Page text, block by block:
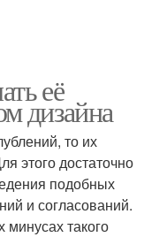
её
дизайна
то их
этого достаточно
подобных
и согласований.
минусах такого